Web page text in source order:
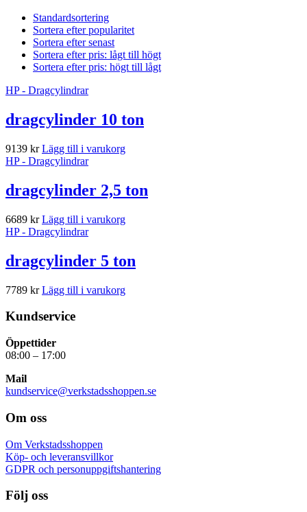
Standardsortering
Sortera efter popularitet
Sortera efter senast
Sortera efter pris: lågt till högt
Sortera efter pris: högt till lågt
HP - Dragcylindrar
dragcylinder 10 ton
9139 kr Lägg till i varukorg
HP - Dragcylindrar
dragcylinder 2,5 ton
6689 kr Lägg till i varukorg
HP - Dragcylindrar
dragcylinder 5 ton
7789 kr Lägg till i varukorg
Kundservice
Öppettider
08:00 – 17:00
Mail
kundservice@verkstadsshoppen.se
Om oss
Om Verkstadsshoppen
Köp- och leveransvillkor
GDPR och personuppgiftshantering
Följ oss